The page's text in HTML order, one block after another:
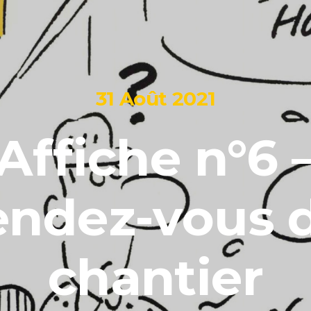
31 Août 2021
n°6
vous
chantier